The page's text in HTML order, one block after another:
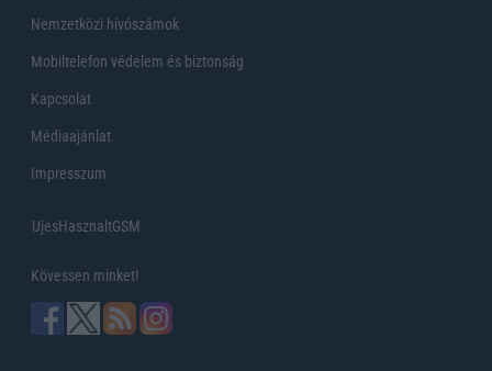
Nemzetközi hívószámok
Mobiltelefon védelem és biztonság
Kapcsolat
Médiaajánlat
Impresszum
UjesHasznaltGSM
Kövessen minket!